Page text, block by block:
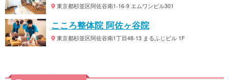
東京都杉並区阿佐谷南1-16-9 エムワンビル301
こころ整体院 阿佐ヶ谷院
東京都杉並区阿佐谷南1丁目48-13 まるふじビル 1F